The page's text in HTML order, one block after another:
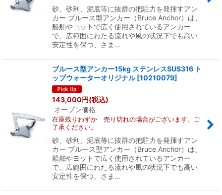
砂、砂利、泥底等に抜群の把駐力を発揮すアン
カー ブルース型アンカー（Bruce Anchor）は、
船舶やヨットで広く使用されているアンカー
で、広範囲にわたる流れや風の状況下でも高い
安定性を保つ、さま…
ブルース型アンカー15kg ステンレスSUS316 ト
ップウォーターオリジナル [10210079]
143,000円(税込)
オープン価格
在庫残りわずか 売り切れの場合がございます。ご
了承ください。
砂、砂利、泥底等に抜群の把駐力を発揮すアン
カー ブルース型アンカー（Bruce Anchor）は、
船舶やヨットで広く使用されているアンカー
で、広範囲にわたる流れや風の状況下でも高い
安定性を保つ、さま…